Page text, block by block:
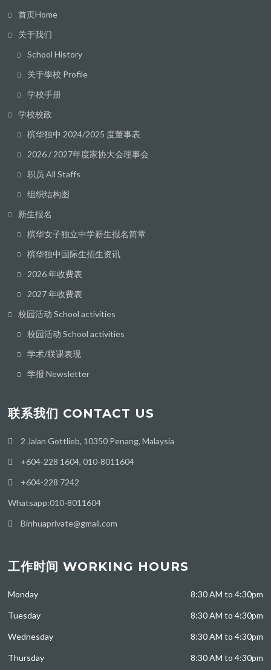
首页Home
关于我们
School History
关于學校 Profile
学校手册
学校校政
槟华独中 2024/2025 度董事表
2026 / 2027年度家协大会理事会
职员 All Staffs
组织结构图
新生报名
槟华女子独立中学新生报名简章
槟华独中国际生招生资讯
2026 年收费表
2027 年收费表
校园活动 School activities
校园活动 School activities
学术/联课表现
学报 Newsletter
联系我们 CONTACT US
2 Jalan Gottlieb, 10350 Penang, Malaysia
+604-228 1604, 010-8011604
+604-228 7242
Whatsapp:010-8011604
Binhuaprivate@gmail.com
工作时间 WORKING HOURS
Monday 8:30 AM to 4:30pm
Tuesday 8:30 AM to 4:30pm
Wednesday 8:30 AM to 4:30pm
Thursday 8:30 AM to 4:30pm